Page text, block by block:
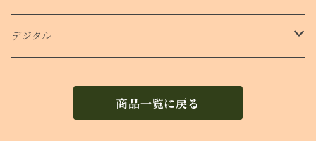
Ｔシャツ
デジタル
商品一覧に戻る